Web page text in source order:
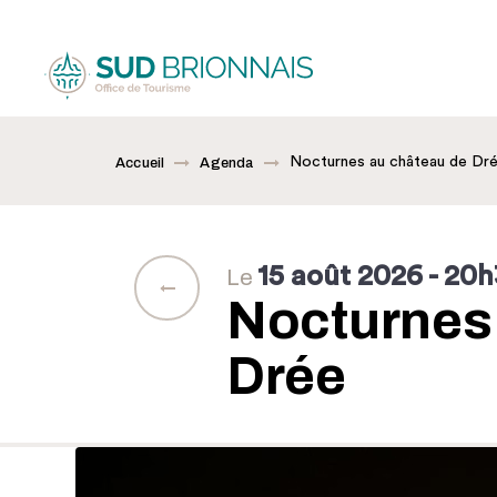
Accueil Agenda Nocturnes au château de
Le 15 août 2026 -
Drée